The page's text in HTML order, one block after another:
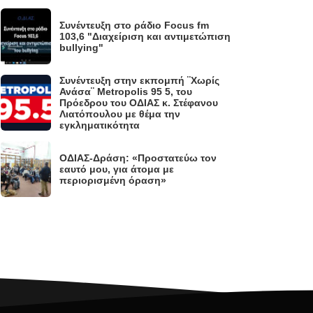
Συνέντευξη στο ράδιο Focus fm
103,6 "Διαχείριση και αντιμετώπιση
bullying"
Συνέντευξη στην εκπομπή ¨Χωρίς
Ανάσα¨ Metropolis 95 5, του
Πρόεδρου του ΟΔΙΑΣ κ. Στέφανου
Λιατόπουλου με θέμα την
εγκληματικότητα
ΟΔΙΑΣ-Δράση: «Προστατεύω τον
εαυτό μου, για άτομα με
περιορισμένη όραση»